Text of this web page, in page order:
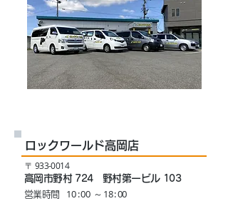
ロックワールド高岡店
​〒 933-0014
高岡市野村 724 野村第一ビル 103
営業時間 10 : 00 ～ 18 : 00